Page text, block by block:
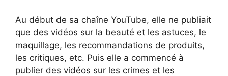
Au début de sa chaîne YouTube, elle ne publiait
que des vidéos sur la beauté et les astuces, le
maquillage, les recommandations de produits,
les critiques, etc. Puis elle a commencé à
publier des vidéos sur les crimes et les